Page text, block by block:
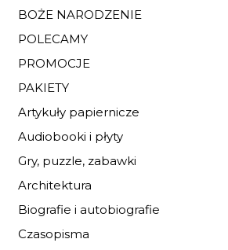
BOŻE NARODZENIE
POLECAMY
PROMOCJE
PAKIETY
Artykuły papiernicze
Audiobooki i płyty
Gry, puzzle, zabawki
Architektura
Biografie i autobiografie
Czasopisma